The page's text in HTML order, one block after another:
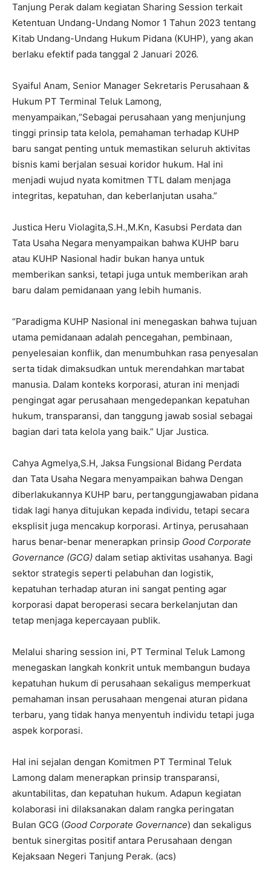
Tanjung Perak dalam kegiatan Sharing Session terkait
Ketentuan Undang-Undang Nomor 1 Tahun 2023 tentang
Kitab Undang-Undang Hukum Pidana (KUHP), yang akan
berlaku efektif pada tanggal 2 Januari 2026.
Syaiful Anam, Senior Manager Sekretaris Perusahaan &
Hukum PT Terminal Teluk Lamong,
menyampaikan,“Sebagai perusahaan yang menjunjung
tinggi prinsip tata kelola, pemahaman terhadap KUHP
baru sangat penting untuk memastikan seluruh aktivitas
bisnis kami berjalan sesuai koridor hukum. Hal ini
menjadi wujud nyata komitmen TTL dalam menjaga
integritas, kepatuhan, dan keberlanjutan usaha.”
Justica Heru Violagita,S.H.,M.Kn, Kasubsi Perdata dan
Tata Usaha Negara menyampaikan bahwa KUHP baru
atau KUHP Nasional hadir bukan hanya untuk
memberikan sanksi, tetapi juga untuk memberikan arah
baru dalam pemidanaan yang lebih humanis.
“Paradigma KUHP Nasional ini menegaskan bahwa tujuan
utama pemidanaan adalah pencegahan, pembinaan,
penyelesaian konflik, dan menumbuhkan rasa penyesalan
serta tidak dimaksudkan untuk merendahkan martabat
manusia. Dalam konteks korporasi, aturan ini menjadi
pengingat agar perusahaan mengedepankan kepatuhan
hukum, transparansi, dan tanggung jawab sosial sebagai
bagian dari tata kelola yang baik.” Ujar Justica.
Cahya Agmelya,S.H, Jaksa Fungsional Bidang Perdata
dan Tata Usaha Negara menyampaikan bahwa Dengan
diberlakukannya KUHP baru, pertanggungjawaban pidana
tidak lagi hanya ditujukan kepada individu, tetapi secara
eksplisit juga mencakup korporasi. Artinya, perusahaan
harus benar-benar menerapkan prinsip Good Corporate
Governance (GCG) dalam setiap aktivitas usahanya. Bagi
sektor strategis seperti pelabuhan dan logistik,
kepatuhan terhadap aturan ini sangat penting agar
korporasi dapat beroperasi secara berkelanjutan dan
tetap menjaga kepercayaan publik.
Melalui sharing session ini, PT Terminal Teluk Lamong
menegaskan langkah konkrit untuk membangun budaya
kepatuhan hukum di perusahaan sekaligus memperkuat
pemahaman insan perusahaan mengenai aturan pidana
terbaru, yang tidak hanya menyentuh individu tetapi juga
aspek korporasi.
Hal ini sejalan dengan Komitmen PT Terminal Teluk
Lamong dalam menerapkan prinsip transparansi,
akuntabilitas, dan kepatuhan hukum. Adapun kegiatan
kolaborasi ini dilaksanakan dalam rangka peringatan
Bulan GCG (Good Corporate Governance) dan sekaligus
bentuk sinergitas positif antara Perusahaan dengan
Kejaksaan Negeri Tanjung Perak. (acs)